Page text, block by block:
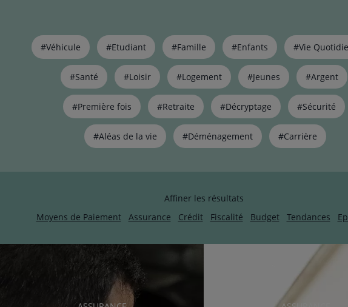
Liste
de
lien
#Véhicule #Etudiant #Famille #Enfants #Vie
#Santé #Loisir #Logement #Jeunes #Argent
#Première fois #Retraite #Décryptage #Sécurité
#Aléas de la vie #Déménagement #Carrière
Affiner les résultats
Moyens de Paiement
Assurance Crédit Fiscalité Budget Tendances